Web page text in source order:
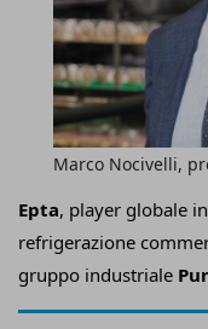
Epta, player globale
refrigerazione
gruppo industriale
cessionedel
Marco Nocivelli,